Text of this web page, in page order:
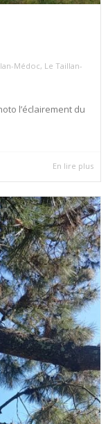
Médoc, Le Taillan-
l’éclairement du
En lire plus